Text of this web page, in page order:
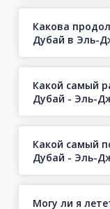
Какова
Дубай в Эль-
Какой самый
Дубай - Эль-
Какой самый
Дубай - Эль-
Могу ли я